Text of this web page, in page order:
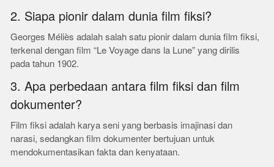
2. Siapa pionir dalam dunia film fiksi?
Georges Méliès adalah salah satu pionir dalam dunia film fiksi,
terkenal dengan film “Le Voyage dans la Lune” yang dirilis
pada tahun 1902.
3. Apa perbedaan antara film fiksi dan film
dokumenter?
Film fiksi adalah karya seni yang berbasis imajinasi dan
narasi, sedangkan film dokumenter bertujuan untuk
mendokumentasikan fakta dan kenyataan.